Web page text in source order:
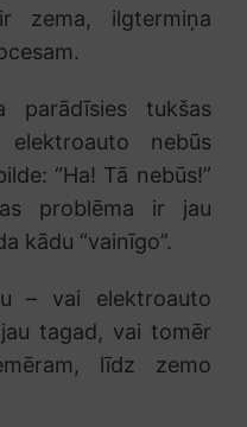
zema, ilgtermiņa
tukšas
nebūs
“Ha! Tā nebūs!”
problēma ir jau
kādu “vainīgo”.
– vai elektroauto
tagad, vai tomēr
līdz zemo